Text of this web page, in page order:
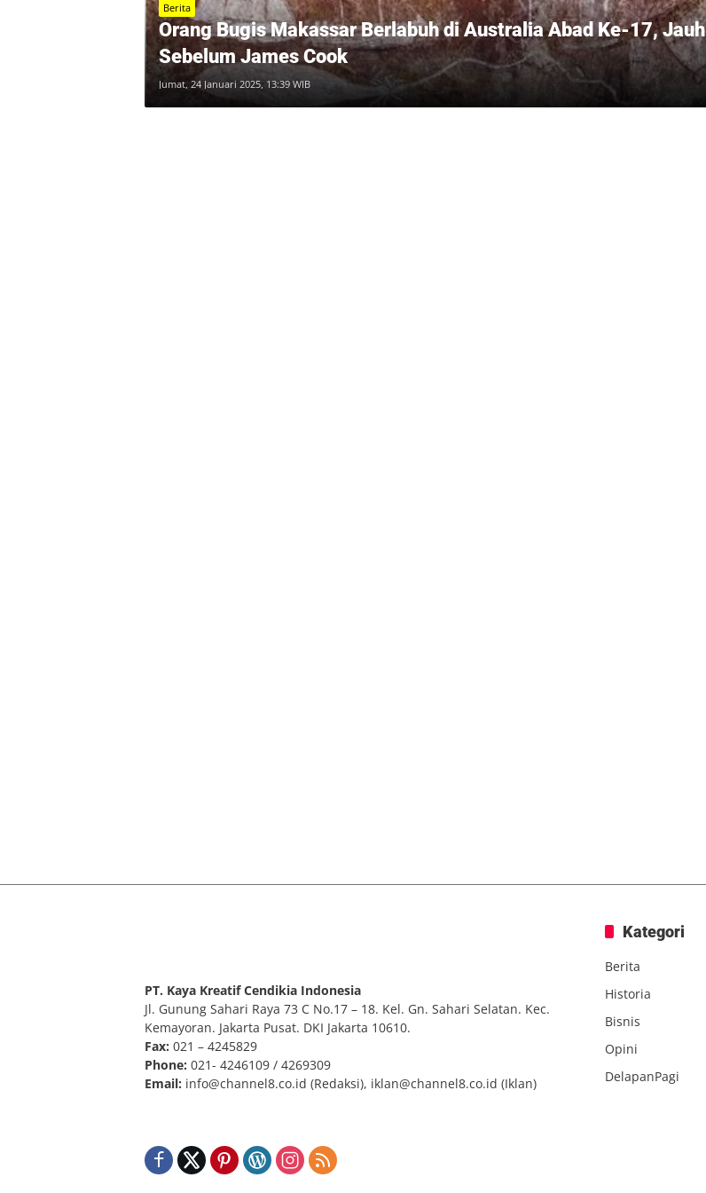
Berita
Orang Bugis Makassar Berlabuh di Australia Abad Ke-17, Jauh
Sebelum James Cook
Jumat, 24 Januari 2025, 13:39 WIB
PT. Kaya Kreatif Cendikia Indonesia
Jl. Gunung Sahari Raya 73 C No.17 – 18. Kel. Gn. Sahari Selatan. Kec.
Kemayoran. Jakarta Pusat. DKI Jakarta 10610.
Fax: 021 – 4245829
Phone: 021- 4246109 / 4269309
Email: info@channel8.co.id (Redaksi), iklan@channel8.co.id (Iklan)
Kategori
Berita
Historia
Bisnis
Opini
DelapanPagi